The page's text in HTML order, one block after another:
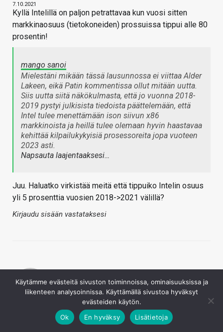
7.10.2021
Kyllä Intelillä on paljon petrattavaa kun vuosi sitten
markkinaosuus (tietokoneiden) prossuissa tippui alle 80
prosentin!
mango sanoi
Mielestäni mikään tässä lausunnossa ei viittaa Alder
Lakeen, eikä Patin kommentissa ollut mitään uutta.
Siis uutta siitä näkökulmasta, että jo vuonna 2018-
2019 pystyi julkisista tiedoista päättelemään, että
Intel tulee menettämään ison siivun x86
markkinoista ja heillä tulee olemaan hyvin haastavaa
kehittää kilpailukykyisiä prosessoreita jopa vuoteen
2023 asti.
Napsauta laajentaaksesi…
Juu. Haluatko virkistää meitä että tippuiko Intelin osuus
yli 5 prosenttia vuosien 2018->2021 välillä?
Kirjaudu sisään vastataksesi
Käytämme evästeitä sivuston toiminnoissa, ominaisuuksissa ja
liikenteen analysoinnissa. Käyttämällä sivustoa hyväksyt
evästeiden käytön.
Ok
En hyväksy Lisätietoja